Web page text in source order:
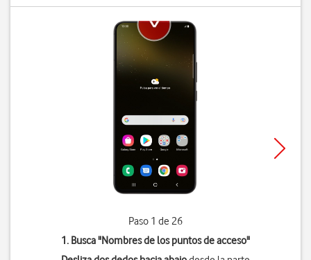
Paso 1 de 26
1. Busca "Nombres de los puntos de acceso"